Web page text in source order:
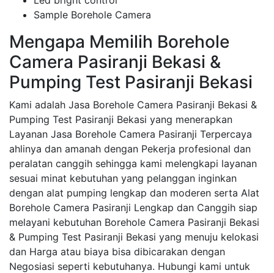
Sample Borehole Camera
Mengapa Memilih Borehole
Camera Pasiranji Bekasi &
Pumping Test Pasiranji Bekasi
Kami adalah Jasa Borehole Camera Pasiranji Bekasi &
Pumping Test Pasiranji Bekasi yang menerapkan
Layanan Jasa Borehole Camera Pasiranji Terpercaya
ahlinya dan amanah dengan Pekerja profesional dan
peralatan canggih sehingga kami melengkapi layanan
sesuai minat kebutuhan yang pelanggan inginkan
dengan alat pumping lengkap dan moderen serta Alat
Borehole Camera Pasiranji Lengkap dan Canggih siap
melayani kebutuhan Borehole Camera Pasiranji Bekasi
& Pumping Test Pasiranji Bekasi yang menuju kelokasi
dan Harga atau biaya bisa dibicarakan dengan
Negosiasi seperti kebutuhanya. Hubungi kami untuk